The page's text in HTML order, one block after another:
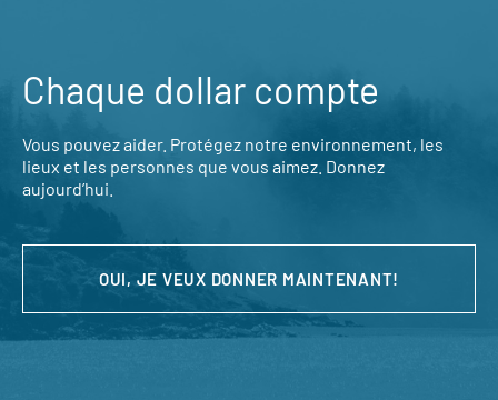
Chaque dollar compte
Vous pouvez aider. Protégez notre environnement, les
lieux et les personnes que vous aimez. Donnez
aujourd’hui.
OUI, JE VEUX DONNER MAINTENANT!